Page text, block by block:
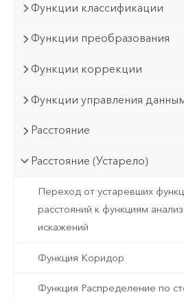
Функции классификации
Функции преобразования
Функции коррекции
Функции управления
Расстояние
Расстояние (Устарело)
Переход от устаревших
расстояний к функциям
искажений
Функция Коридор
Функция Распределение по